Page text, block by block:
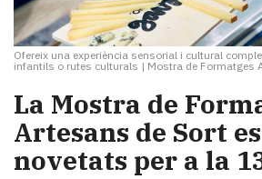
Ofereix una experiència sensorial i cultural
infantils o rutes culturals | Mostra de Formatges
La Mostra de
Artesans de Sort
novetats per a la